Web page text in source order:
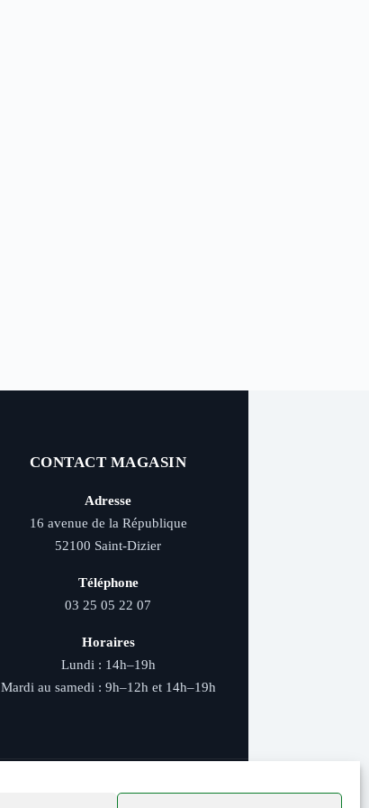
CONTACT MAGASIN
Adresse
16 avenue de la République
52100 Saint-Dizier
Téléphone
03 25 05 22 07
Horaires
Lundi : 14h–19h
Mardi au samedi : 9h–12h et 14h–19h